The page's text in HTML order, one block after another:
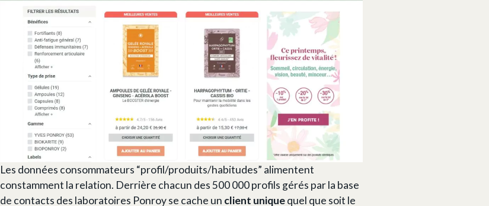
Les données consommateurs “profil/produits/habitudes” alimentent
constamment la relation. Derrière chacun des 500 000 profils gérés par la base
de contacts des laboratoires Ponroy se cache un client uniquequel que soit le